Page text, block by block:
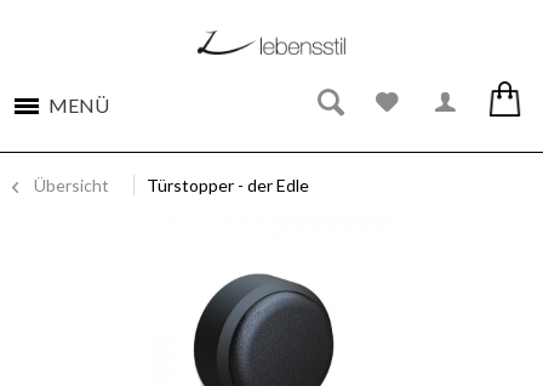
MENÜ
Übersicht Türstopper - der Edle